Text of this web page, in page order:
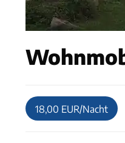
18,00 EUR/Nacht